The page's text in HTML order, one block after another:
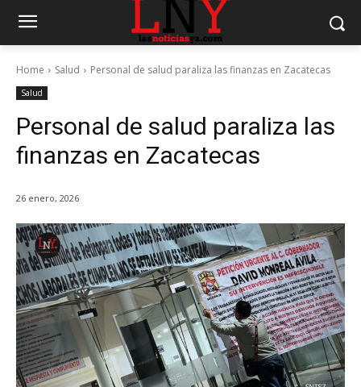
Home Salud Personal de salud paraliza las finanzas en Zacatecas
Salud
Personal de salud paraliza las
finanzas en Zacatecas
26 enero, 2026